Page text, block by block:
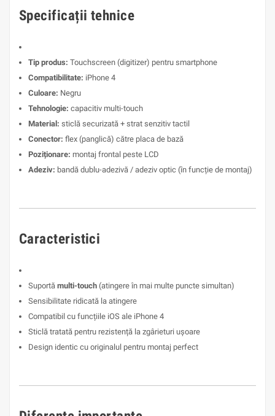
Specificații tehnice
Tip produs: Touchscreen (digitizer) pentru smartphone
Compatibilitate: iPhone 4
Culoare: Negru
Tehnologie: capacitiv multi-touch
Material: sticlă securizată + strat senzitiv tactil
Conector: flex (panglică) către placa de bază
Poziționare: montaj frontal peste LCD
Adeziv: bandă dublu-adezivă / adeziv optic (în funcție de montaj)
Caracteristici
Suportă multi-touch (atingere în mai multe puncte simultan)
Sensibilitate ridicată la atingere
Compatibil cu funcțiile iOS ale iPhone 4
Sticlă tratată pentru rezistență la zgârieturi ușoare
Design identic cu originalul pentru montaj perfect